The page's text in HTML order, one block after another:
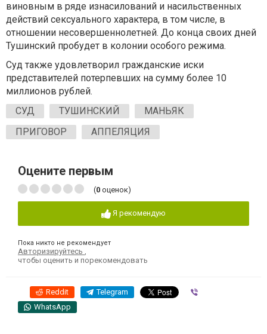
виновным в ряде изнасилований и насильственных
действий сексуального характера, в том числе, в
отношении несовершеннолетней. До конца своих дней
Тушинский пробудет в колонии особого режима.
Суд также удовлетворил гражданские иски
представителей потерпевших на сумму более 10
миллионов рублей.
СУД
ТУШИНСКИЙ
МАНЬЯК
ПРИГОВОР
АППЕЛЯЦИЯ
Оцените первым
(0 оценок)
Я рекомендую
Пока никто не рекомендует
Авторизируйтесь
чтобы оценить и порекомендовать
Reddit Telegram
WhatsApp